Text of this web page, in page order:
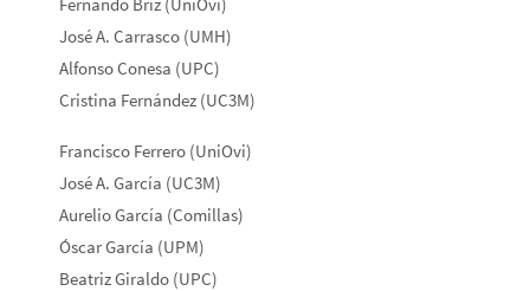
Fernando Briz (UniOvi)
José A. Carrasco (UMH)
Alfonso Conesa (UPC)
Cristina Fernández (UC3M)
Francisco Ferrero (UniOvi)
José A. García (UC3M)
Aurelio García (Comillas)
Óscar García (UPM)
Beatriz Giraldo (UPC)